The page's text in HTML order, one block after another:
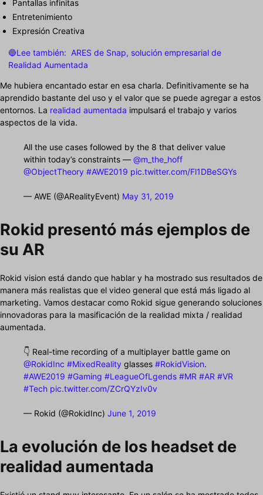
Pantallas infinitas
Entretenimiento
Expresión Creativa
🔵Lee también: ARES de Snap, solución empresarial de
Realidad Aumentada
Me hubiera encantado estar en esa charla. Definitivamente se ha
aprendido bastante del uso y el valor que se puede agregar a estos
entornos. La realidad aumentada impulsará el trabajo y varios
aspectos de la vida.
All the use cases followed by the 8 that deliver value
within today’s constraints — @m_the_hoff
@ObjectTheory #AWE2019 pic.twitter.com/Fl1DBeSGYs
— AWE (@ARealityEvent) May 31, 2019
Rokid presentó más ejemplos de
su AR
Rokid vision está dando que hablar y ha mostrado sus resultados de
manera más realistas que el video general que está más ligado al
marketing. Vamos destacar como Rokid sigue generando soluciones
innovadoras para la masificación de la realidad mixta / realidad
aumentada.
👇 Real-time recording of a multiplayer battle game on
@RokidInc #MixedReality glasses #RokidVision.
#AWE2019 #Gaming #LeagueOfLgends #MR #AR #VR
#Tech pic.twitter.com/ZCrQYzIv0v
— Rokid (@RokidInc) June 1, 2019
La evolución de los headset de
realidad aumentada